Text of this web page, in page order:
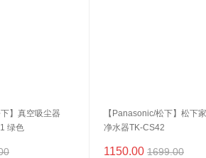
】真空吸尘器
绿色
【Panasonic/松下】松下
净水器TK-CS42
1150.00 1699.00